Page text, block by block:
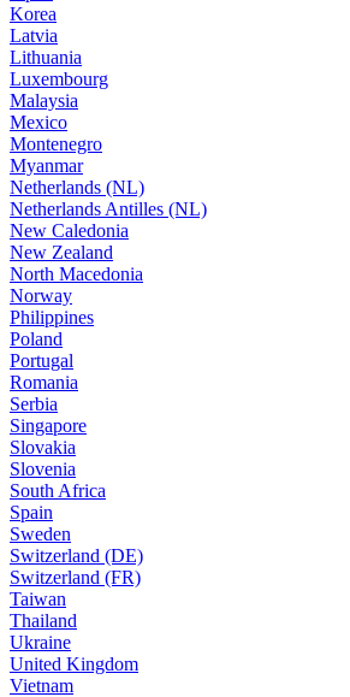
Korea
Latvia
Lithuania
Luxembourg
Malaysia
Mexico
Montenegro
Myanmar
Netherlands (NL)
Netherlands Antilles (NL)
New Caledonia
New Zealand
North Macedonia
Norway
Philippines
Poland
Portugal
Romania
Serbia
Singapore
Slovakia
Slovenia
South Africa
Spain
Sweden
Switzerland (DE)
Switzerland (FR)
Taiwan
Thailand
Ukraine
United Kingdom
Vietnam